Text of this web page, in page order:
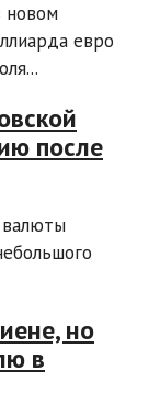
новом
евро
после
но
в